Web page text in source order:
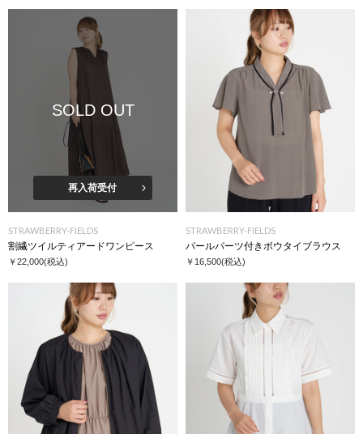
SOLD OUT
再入荷受付
STRAWBERRY-FIELDS
割繊ツイルティアードワンピース
￥22,000(税込)
STRAWBERRY-FIELDS
パールパーツ付きボウタイブラウス
￥16,500(税込)